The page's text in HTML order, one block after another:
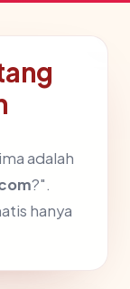
adalah
?".
hanya